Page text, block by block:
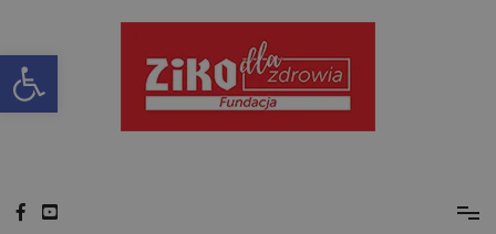
content
Otwórz pasek narzędzi